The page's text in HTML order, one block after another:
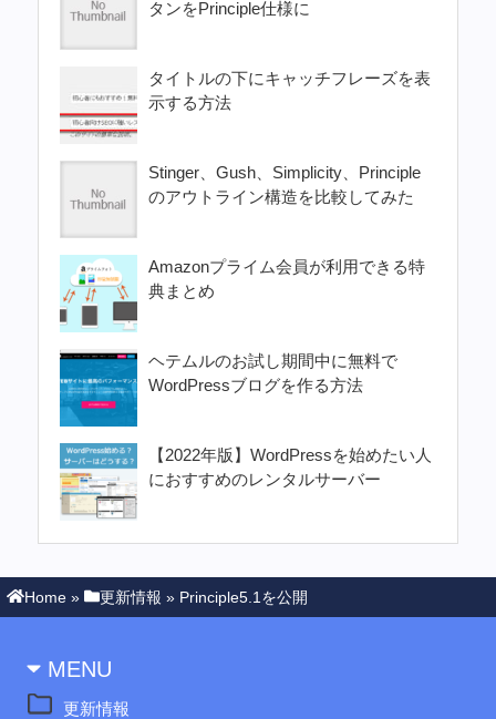
タンをPrinciple仕様に
タイトルの下にキャッチフレーズを表
示する方法
Stinger、Gush、Simplicity、Principle
のアウトライン構造を比較してみた
Amazonプライム会員が利用できる特
典まとめ
ヘテムルのお試し期間中に無料で
WordPressブログを作る方法
【2022年版】WordPressを始めたい人
におすすめのレンタルサーバー
Home » 更新情報 » Principle5.1を公開
MENU
更新情報